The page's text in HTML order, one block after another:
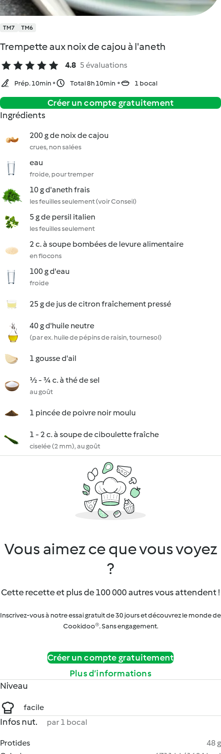
TM7 TM6
Trempette aux noix de cajou à l'aneth
4.8 5 évaluations
Prép. 10min Total 8h 10min 1 bocal
Créer un compte gratuitement
Ingrédients
200 g de noix de cajou
crues, non salées
eau
froide, pour tremper
10 g d'aneth frais
les feuilles seulement (voir Conseil)
5 g de persil italien
les feuilles seulement
2 c. à soupe bombées de levure alimentaire
en flocons
100 g d'eau
froide
25 g de jus de citron fraîchement pressé
40 g d'huile neutre
(par ex. huile de pépins de raisin, tournesol)
1 gousse d'ail
½ - ¾ c. à thé de sel
au goût
1 pincée de poivre noir moulu
1 - 2 c. à soupe de ciboulette fraîche
ciselée (2 mm), au goût
Vous aimez ce que vous voyez
?
Cette recette et plus de 100 000 autres vous attendent !
Inscrivez-vous à notre essai gratuit de 30 jours et découvrez le monde de
Cookidoo®. Sans engagement.
Créer un compte gratuitement
Plus d’informations
Niveau
facile
Infos nut. par 1 bocal
Protides
48 g